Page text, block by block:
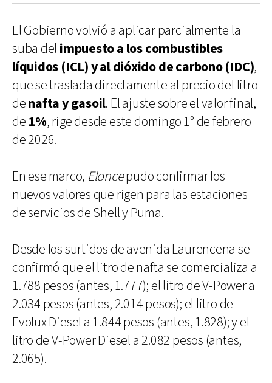
El Gobierno volvió a aplicar parcialmente la
suba del impuesto a los combustibles
líquidos (ICL) y al dióxido de carbono (IDC),
que se traslada directamente al precio del litro
denaftaygasoil. El ajuste sobre el valor final,
de 1%, rige desde este domingo 1° de febrero
de 2026.
En ese marco, Eloncepudo confirmar los
nuevos valores que rigen para las estaciones
de servicios de Shell y Puma.
Desde los surtidos de avenida Laurencena se
confirmó que el litro de nafta se comercializa a
1.788 pesos (antes, 1.777); el litro de V-Power a
2.034 pesos (antes, 2.014 pesos); el litro de
Evolux Diesel a 1.844 pesos (antes, 1.828); y el
litro de V-Power Diesel a 2.082 pesos (antes,
2.065).